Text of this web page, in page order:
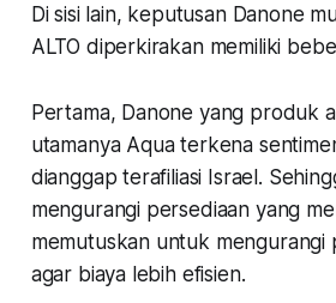
Di sisi lain, keputusan Danone
ALTO diperkirakan memiliki
Pertama, Danone yang produk
utamanya Aqua terkena
dianggap terafiliasi Israel.
mengurangi persediaan yang
memutuskan untuk mengurangi
agar biaya lebih efisien.